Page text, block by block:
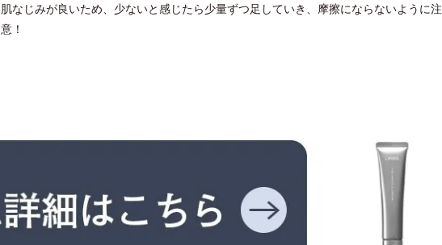
肌なじみが良いため、少ないと感じたら少量ずつ足していき、摩擦にならないように注
意！